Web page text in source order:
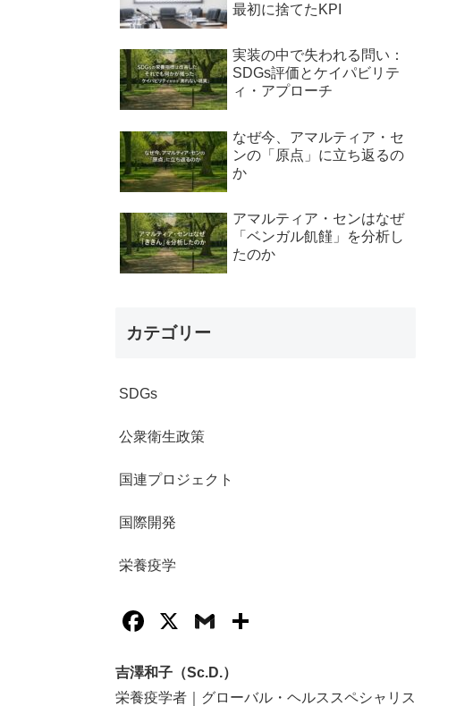
最初に捨てたKPI
実装の中で失われる問い：
SDGs評価とケイパビリテ
ィ・アプローチ
なぜ今、アマルティア・セ
ンの「原点」に立ち返るの
か
アマルティア・センはなぜ
「ベンガル飢饉」を分析し
たのか
カテゴリー
SDGs
公衆衛生政策
国連プロジェクト
国際開発
栄養疫学
F
c
X
G
ail
吉澤和子（Sc.D.）
栄養疫学者｜グローバル・ヘルススペシャリス